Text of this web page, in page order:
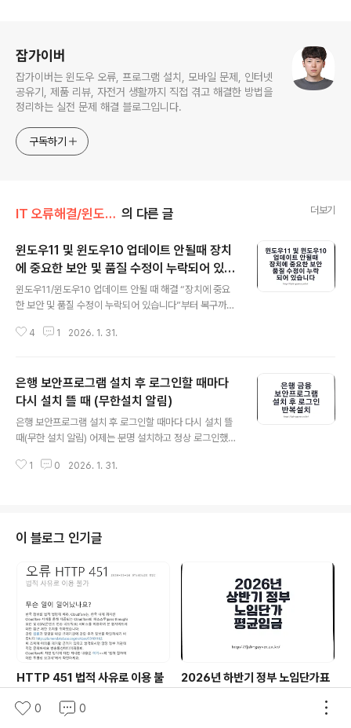
잡가이버
잡가이버는 윈도우 오류, 프로그램 설치, 모바일 문제, 인터넷
공유기, 제품 리뷰, 자전거 생활까지 직접 겪고 해결한 방법을
정리하는 실전 문제 해결 블로그입니다.
구독하기
IT 오류해결/윈도우·부팅 오류 의 다른 글 더보기
윈도우11 및 윈도우10 업데이트 안될때 장치
에 중요한 보안 및 품질 수정이 누락되어 있습
니다
윈도우11/윈도우10 업데이트 안될 때 해결 “장치에 중요
한 보안 및 품질 수정이 누락되어 있습니다”부터 복구까지
및 품질 수정이 누락되어 있습니다”가 뜨면 보통 업데이트
지만, PC 상태에 따라 같은 증상이 반복되기도 해서 아래
순서대로 정리해두면 재발률이 확 줄어듭니다.윈도우 업데
이트 오류 해결 방법1) 재부팅 + 업데이트 재확인기본이지
만 체감상 가장 많이 해결되는 쪽입니다. 재부팅으로 멈춰
있던 업데이트 서비스가 정상으로 돌아오는 경우가 꽤 있
습니다.1. 시작 버튼 → 전원 버튼 → 다시 시작2. 재부팅 후
4 1 2026. 1. 31.
은행 보안프로그램 설치 후 로그인할 때마다
다시 설치 뜰 때 (무한설치 알림)
은행 보안프로그램 설치 후 로그인할 때마다 다시 설치 뜰
때(무한 설치 알림) 어제는 분명 설치하고 정상 로그인했는
우가 있습니다. 특히 우리은행·KB·신한·IBK처럼 접속자가
프로그램 설치”가 계속 뜨는지(원인부터 짚기)요즘 은행/
공공 사이트 보안 모듈은 예전 ActiveX처럼 한 덩어리가
아니라, PC에 여러 구성요소(키보드보안, 인증 모듈, 통신/
방화벽 모듈, 전자서명, 매체제어 등)가 깔리고 브라우저가
이를 확인하는 방식입니다.여기서 인식이 꼬이면 이미 설
치되어 있어도 ..
1 0 2026. 1. 31.
이 블로그 인기글
HTTP 451 법적 사유로 이용 불
인과 VPN 추천
2026년 하반기 정부 노임단가표
0 0